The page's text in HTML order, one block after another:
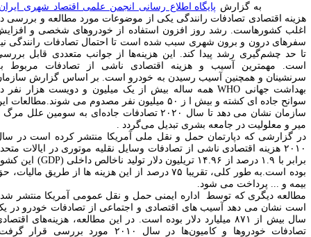
گزارش پایگاه اطلاع رسانی انجمن علمی اقتصاد شهری ایران ،
اقتصادی تصادفات رانندگی یکی از موضوعات مورد مطالعه و بررسی در
کشورهاست. رشد روز افزون استفاده از خودروهای شخصی و افزایش
درون و برون شهری سبب شده است تا احتمال تصادفات رانندگی نیز
حد چشم‌گیری رشد پیدا کند. این هزینه‌ها از جوانب متعددی قابل بررسی
مهمترین آسیب و هزینه اقتصادی ناشی از تصادفات مربوط به
و همچنین آسیب رسیدن به خودرو است. بر اساس گزارش سازمان
جهانیWHOهمه ساله بیش از یک میلیون و دویست هزار نفر در
سوانح جاده ای کشته و بیش ا ز ۵۰ میلیون نفر مصدوم می شوند.مطالعات این
سازمان نشان می دهد تا سال ۲۰۲۰ تصادفات جاده‌ای به سومین علل مرگ و
و معلولیت در جامعه بشری تبدیل می‌گردد .
گزارشی که دپارتمان حمل و نقل ملی آمریکا منتشر کرده است در سال
۲۰۱۰ هزینه اقتصادی ناشی از تصادفات وسایل نقلیه موتوری در ایالات متحده
درصد از ۱۴.۹۶ تریلیون دلار تولید ناخالص داخلی
(GDP)این کشور
بوده است.به طور کلی، تقریبا ۷۵ درصد از این هزینه ها از طریق مالیات، حق
و ... پرداخت می شود.
دیگری که توسط اداره ایمنی حمل و نقل عمومی آمریکا منتشر شده
نشان می دهد آسیب های اقتصادی و اجتماعی از تصادفات خودرو در یک
سال بیش از ۸۷۱ میلیارد دلار بوده است. در این مطالعه، هزینه‌های اقتصادی
تصادفات خودروها و کامیون‌ها در سال ۲۰۱۰ مورد بررسی قرار گرفت،